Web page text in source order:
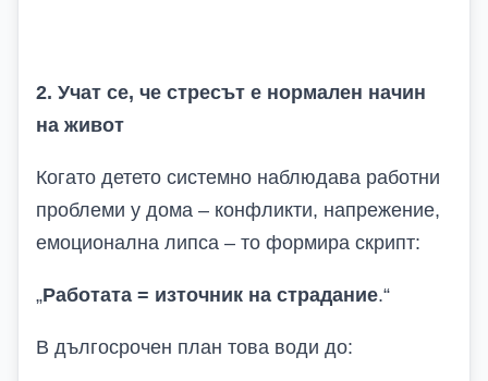
2. Учат се, че стресът е нормален начин
на живот
Когато детето системно наблюдава работни
проблеми у дома – конфликти, напрежение,
емоционална липса – то формира скрипт:
„Работата = източник на страдание.“
В дългосрочен план това води до: